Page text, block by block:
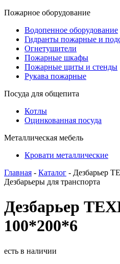
Пожарное оборудование
Водопенное оборудование
Гидранты пожарные и
Огнетушители
Пожарные шкафы
Пожарные щиты и стенды
Рукава пожарные
Посуда для общепита
Котлы
Оцинкованная посуда
Металлическая мебель
Кровати металлические
Главная - Каталог - Дезбарьер
Дезбарьеры для транспорта
Дезбарьер
100*200*6
есть в наличии